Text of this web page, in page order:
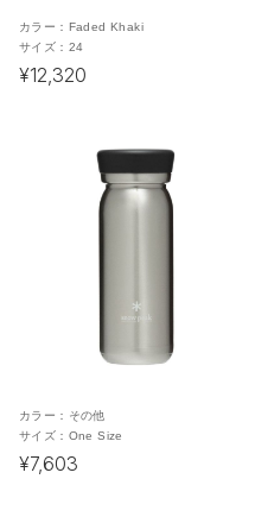
カラー： Faded Khaki
サイズ： 24
¥12,320
カラー： その他
サイズ： One Size
¥7,603